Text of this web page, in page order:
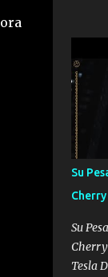
me
paro
falsas
trucha
un
lado
me
Glock
Su
Cherry
Su
Cherry
Tesla